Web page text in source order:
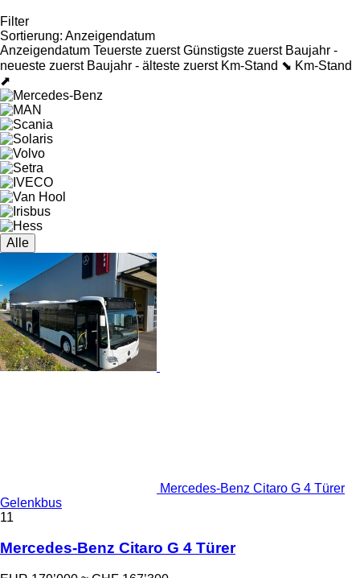
Filter
Sortierung: Anzeigendatum
Anzeigendatum Teuerste zuerst Günstigste zuerst Baujahr -
neueste zuerst Baujahr - älteste zuerst Km-Stand ⬊ Km-Stand
⬈
Alle
Mercedes-Benz Citaro G 4 Türer
Gelenkbus
11
Mercedes-Benz Citaro G 4 Türer